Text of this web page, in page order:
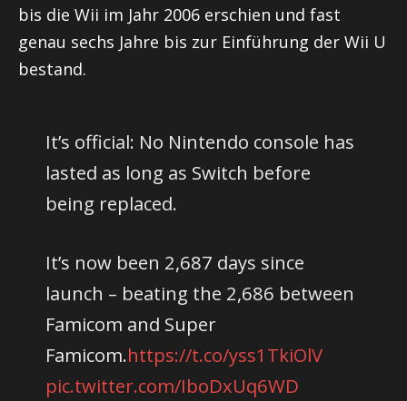
bis die Wii im Jahr 2006 erschien und fast
genau sechs Jahre bis zur Einführung der Wii U
bestand.
It’s official: No Nintendo console has
lasted as long as Switch before
being replaced.
It’s now been 2,687 days since
launch – beating the 2,686 between
Famicom and Super
Famicom.https://t.co/yss1TkiOlV
pic.twitter.com/IboDxUq6WD